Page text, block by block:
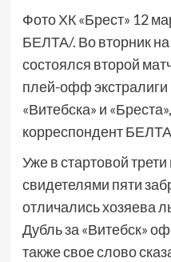
Фото ХК «Брест» 12
БЕЛТА/. Во вторник
состоялся второй
плей-офф экстралиги
«Витебска» и
корреспондент
Уже в стартовой
свидетелями пяти
отличались хозяева
Дубль за «Витебск»
также свое слово